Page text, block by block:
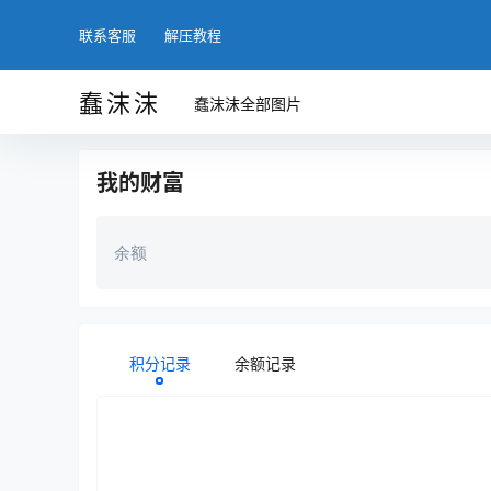
联系客服 解压教程
蠢沫沫 蠢沫沫全部图片
我的财富
余额
积分记录 余额记录